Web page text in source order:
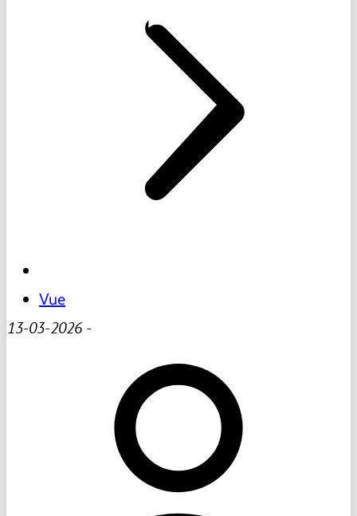
Vue
13-03-2026 -